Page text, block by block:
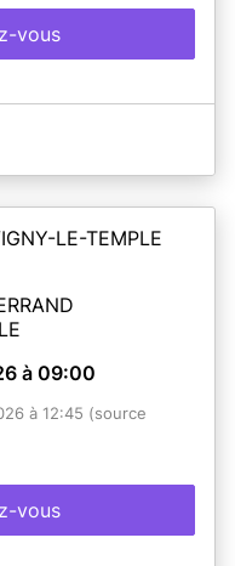
vous
LE-TEMPLE
à 09:00
à 12:45 (source
vous